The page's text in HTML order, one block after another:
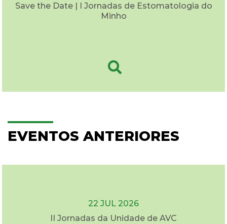
Save the Date | I Jornadas de Estomatologia do
Minho
EVENTOS ANTERIORES
22 JUL 2026
II Jornadas da Unidade de AVC